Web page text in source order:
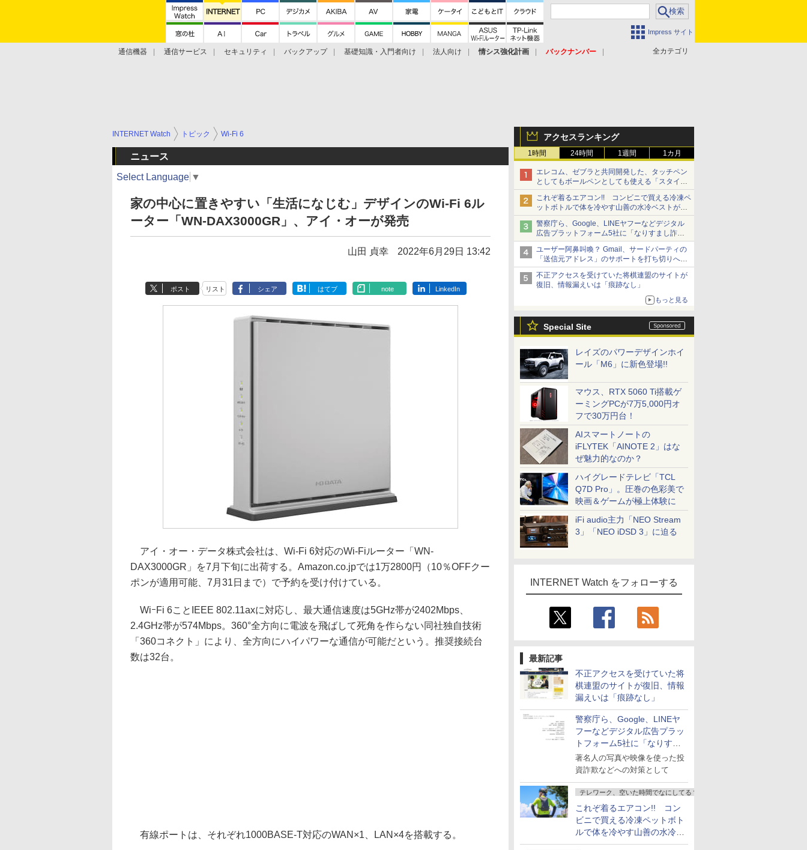
Impress サイト
全カテゴリ
通信機器 通信サービス セキュリティ バックアップ 基礎知識・入門者向け 法人向け 情シス強化計画
バックナンバー
アクセスランキング
1時間 24時間 1週間 1カ月
エレコム、ゼブラと共同開発した、タッチペン
としてもボールペンとしても使える「スタイラ
スツーウェイ」発売 iPadにも紙にも、持ち替
えずに書き込める
これぞ着るエアコン!! コンビニで買える冷凍ペ
ットボトルで体を冷やす山善の水冷ベストがロ
ードバイクにちょうどいい【ぼっち・ざ・ろー
ど！その14】【空いた時間でなにしてる？】
警察庁ら、Google、LINEヤフーなどデジタル
広告プラットフォーム5社に「なりすまし詐欺
広告」対策強化を要請 著名人の写真や映像を
使った投資詐欺などへの対策として
ユーザー阿鼻叫喚？ Gmail、サードパーティの
「送信元アドレス」のサポートを打ち切りへ
【やじうまWatch】
不正アクセスを受けていた将棋連盟のサイトが
復旧、情報漏えいは「痕跡なし」
もっと見る
Special Site
レイズのパワーデザインホイ
ール「M6」に新色登場!!
マウス、RTX 5060 Ti搭載ゲ
ーミングPCが7万5,000円オ
フで30万円台！
AIスマートノートの
iFLYTEK「AINOTE 2」はな
ぜ魅力的なのか？
ハイグレードテレビ「TCL
Q7D Pro」。圧巻の色彩美で
映画＆ゲームが極上体験に
iFi audio主力「NEO Stream
3」「NEO iDSD 3」に迫る
INTERNET Watch をフォローする
最新記事
不正アクセスを受けていた将
棋連盟のサイトが復旧、情報
漏えいは「痕跡なし」
警察庁ら、Google、LINEヤ
フーなどデジタル広告プラッ
トフォーム5社に「なりすま
し詐欺広告」対策強化を要請
著名人の写真や映像を使った投
資詐欺などへの対策として
テレワーク、空いた時間でなにしてる？
これぞ着るエアコン!! コン
ビニで買える冷凍ペットボト
ルで体を冷やす山善の水冷ベ
ストがロードバイクにちょう
INTERNET Watch トピック Wi-Fi 6
ニュース
Select Language ▼
家の中心に置きやすい「生活になじむ」デザインのWi-Fi 6ル
ーター「WN-DAX3000GR」、アイ・オーが発売
山田 貞幸 2022年6月29日 13:42
ポスト リスト シェア はてブ note LinkedIn
アイ・オー・データ株式会社は、Wi-Fi 6対応のWi-Fiルーター「WN-
DAX3000GR」を7月下旬に出荷する。Amazon.co.jpでは1万2800円（10％OFFクー
ポンが適用可能、7月31日まで）で予約を受け付けている。
WiｰFi 6ことIEEE 802.11axに対応し、最大通信速度は5GHz帯が2402Mbps、
2.4GHz帯が574Mbps。360°全方向に電波を飛ばして死角を作らない同社独自技術
「360コネクト」により、全方向にハイパワーな通信が可能だという。推奨接続台
数は32台。
有線ポートは、それぞれ1000BASE-T対応のWAN×1、LAN×4を搭載する。